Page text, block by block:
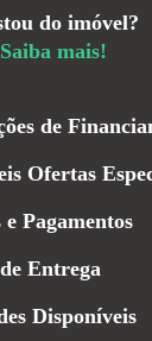
do imóvel?
Saiba mais!
de
Ofertas
e Pagamentos
Entrega
Disponíveis